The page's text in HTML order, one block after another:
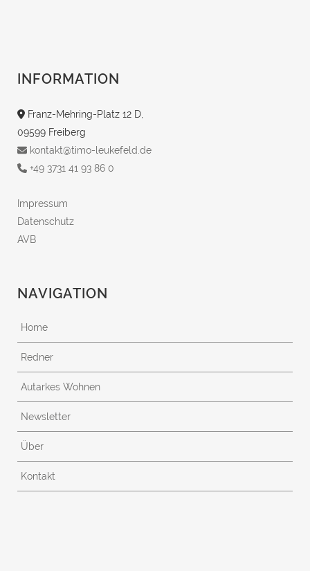
INFORMATION
Franz-Mehring-Platz 12 D,
09599 Freiberg
kontakt@timo-leukefeld.de
+49 3731 41 93 86 0
Impressum
Datenschutz
AVB
NAVIGATION
Home
Redner
Autarkes Wohnen
Newsletter
Über
Kontakt